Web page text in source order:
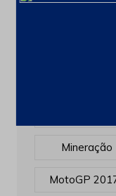
Mineração
MotoGP